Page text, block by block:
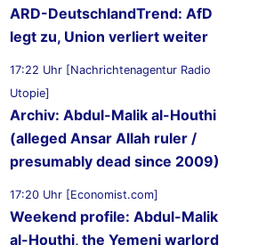
ARD-DeutschlandTrend: AfD
legt zu, Union verliert weiter
17:22 Uhr [Nachrichtenagentur Radio
Utopie]
Archiv: Abdul-Malik al-Houthi
(alleged Ansar Allah ruler /
presumably dead since 2009)
17:20 Uhr [Economist.com]
Weekend profile: Abdul-Malik
al-Houthi, the Yemeni warlord